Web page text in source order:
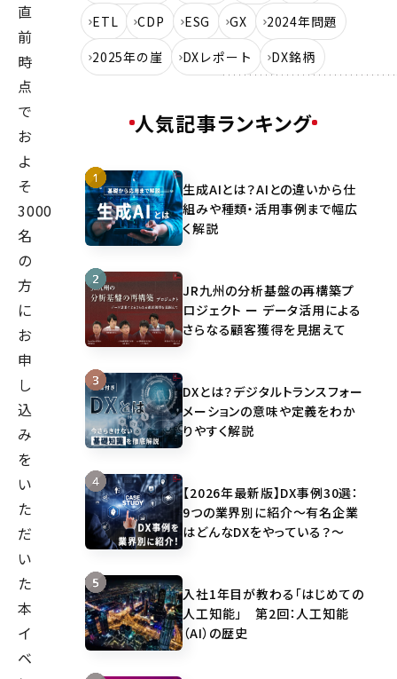
直
前
時
点
で
お
よ
そ
3000
名
の
方
に
お
申
し
込
み
を
い
た
だ
い
た
本
イ
ベ
ETL
CDP ESG GX
2024年問題
2025年の崖
DXレポート DX銘柄
人気記事ランキング
生成AIとは？AIとの違いから仕
組みや種類・活用事例まで幅広
く解説
JR九州の分析基盤の再構築プ
ロジェクト ー データ活用による
さらなる顧客獲得を見据えて
DXとは？デジタルトランスフォー
メーションの意味や定義をわか
りやすく解説
【2026年最新版】DX事例30選：
9つの業界別に紹介～有名企業
はどんなDXをやっている？～
入社1年目が教わる「はじめての
人工知能」 第2回：人工知能
（AI）の歴史